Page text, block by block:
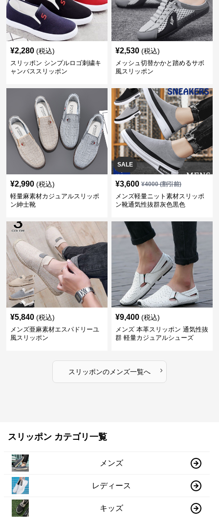
¥2,280 (税込)
スリッポン シンプルロゴ刺繍キ
ャンバススリッポン
¥2,530 (税込)
メッシュ切替かかと踏めるサボ
風スリッポン
¥2,990 (税込)
軽量麻素材カジュアルスリッポ
ン紳士靴
SALE
¥3,600 ¥4000(割引前)
メンズ軽量ニット素材スリッポ
ン靴通気性抜群灰色黒色
¥5,840 (税込)
メンズ亜麻素材エスパドリーユ
風スリッポン
¥9,400 (税込)
メンズ 本革スリッポン 通気性抜
群 軽量カジュアルシューズ
スリッポンのメンズ一覧へ ›
スリッポン カテゴリ一覧
メンズ
レディース
キッズ